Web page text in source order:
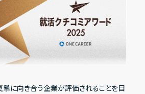
に向き合う企業が評価されることを目